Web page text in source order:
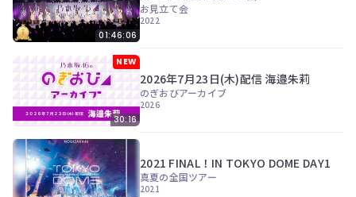
01:46:06
お見立て会
2022
NEW
30:16
2026年7月23日(木)配信 海邉朱莉
のぎおびアーカイブ
2026
2021 FINAL！IN TOKYO DOME DAY1
真夏の全国ツアー
2021